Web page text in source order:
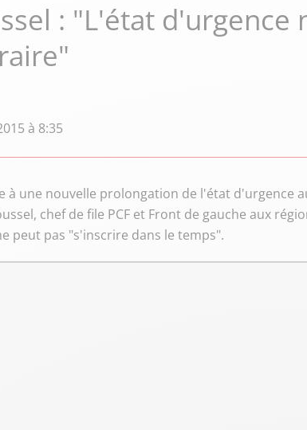
: "L'état d'urgence
à 8:35
à une nouvelle prolongation de l'état d'urgence
chef de file PCF et Front de gauche aux
peut pas "s'inscrire dans le temps".